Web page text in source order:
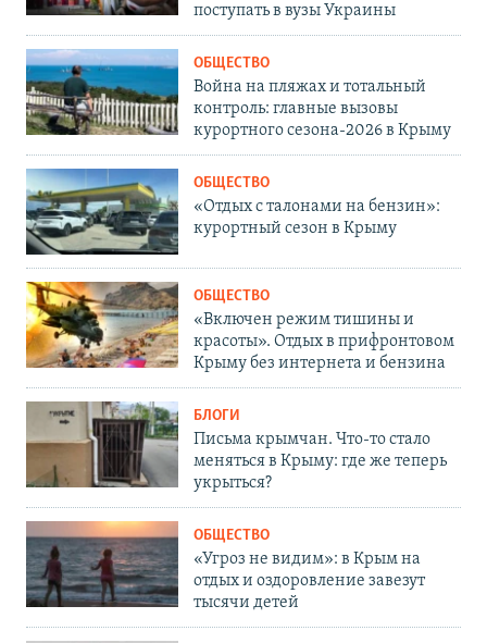
поступать в вузы Украины
ОБЩЕСТВО
Война на пляжах и тотальный
контроль: главные вызовы
курортного сезона-2026 в Крыму
ОБЩЕСТВО
«Отдых с талонами на бензин»:
курортный сезон в Крыму
ОБЩЕСТВО
«Включен режим тишины и
красоты». Отдых в прифронтовом
Крыму без интернета и бензина
БЛОГИ
Письма крымчан. Что-то стало
меняться в Крыму: где же теперь
укрыться?
ОБЩЕСТВО
«Угроз не видим»: в Крым на
отдых и оздоровление завезут
тысячи детей